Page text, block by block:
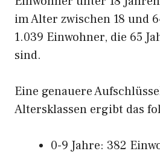
im Alter zwischen 18 und
1.039 Einwohner, die 65
sind.
Eine genauere
Altersklassen ergibt das
0-9 Jahre: 382